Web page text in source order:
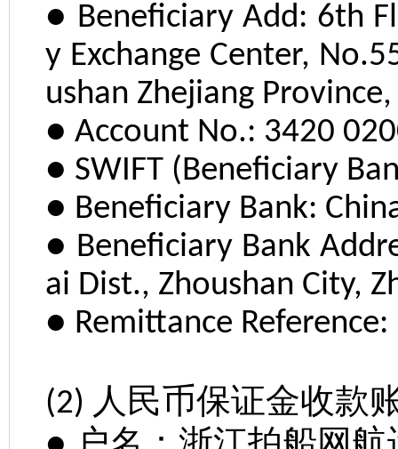
● Beneficiary Add: 6th
y Exchange Center,
ushan Zhejiang Province,
● Account No.: 3420
● SWIFT (Beneficiary
● Beneficiary Bank:
● Beneficiary Bank
ai Dist., Zhoushan City,
● Remittance Reference:
(2) 人民币保证金收款